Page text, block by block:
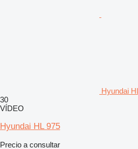
Hyundai
30
VÍDEO
Hyundai HL 975
Precio a consultar